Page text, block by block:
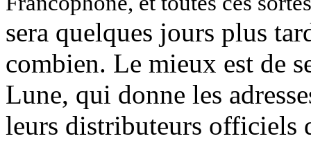
sera quelques jours plus
combien. Le mieux est de
Lune, qui donne les
leurs distributeurs officiels